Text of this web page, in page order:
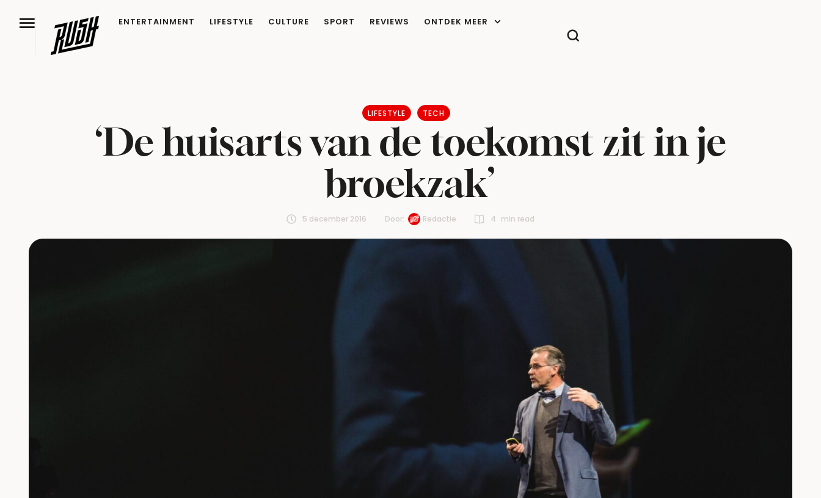
ENTERTAINMENT LIFESTYLE CULTURE SPORT REVIEWS ONTDEK MEER
LIFESTYLE TECH
‘De huisarts van de toekomst zit in je
broekzak’
5 december 2016 Door: Redactie 4 min read